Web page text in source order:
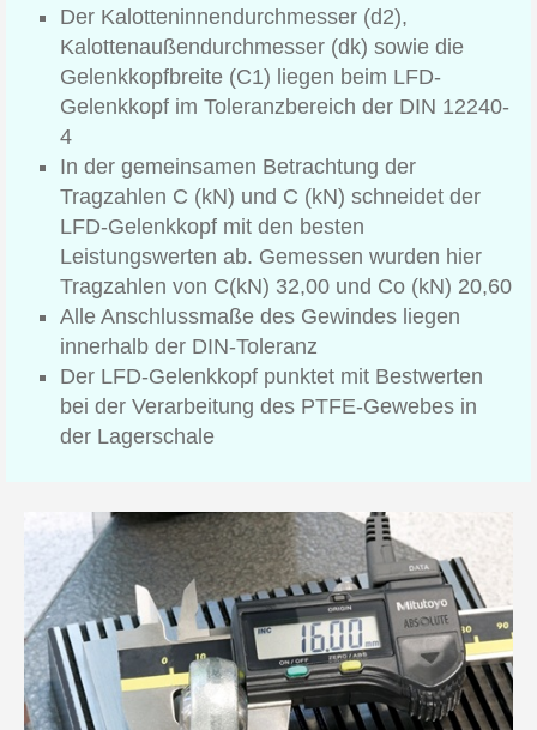
Der Kalotteninnendurchmesser (d2),
Kalottenaußendurchmesser (dk) sowie die
Gelenkkopfbreite (C1) liegen beim LFD-
Gelenkkopf im Toleranzbereich der DIN 12240-
4
In der gemeinsamen Betrachtung der
Tragzahlen C (kN) und C (kN) schneidet der
LFD-Gelenkkopf mit den besten
Leistungswerten ab. Gemessen wurden hier
Tragzahlen von C(kN) 32,00 und Co (kN) 20,60
Alle Anschlussmaße des Gewindes liegen
innerhalb der DIN-Toleranz
Der LFD-Gelenkkopf punktet mit Bestwerten
bei der Verarbeitung des PTFE-Gewebes in
der Lagerschale